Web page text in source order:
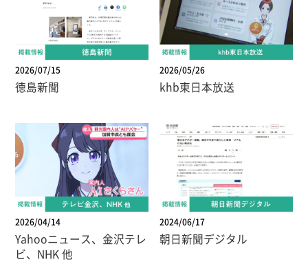
2026/07/15
徳島新聞
2026/05/26
khb東日本放送
2026/04/14
Yahooニュース、金沢テレ
ビ、NHK 他
2024/06/17
朝日新聞デジタル